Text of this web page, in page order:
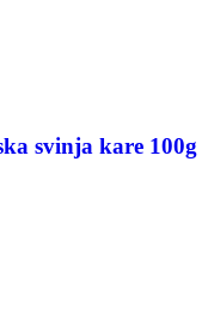
svinja kare 100g